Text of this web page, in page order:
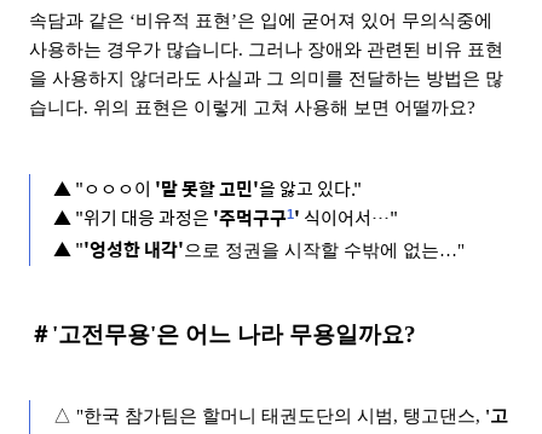
속담과 같은 ‘비유적 표현’은 입에 굳어져 있어 무의식중에
사용하는 경우가 많습니다. 그러나 장애와 관련된 비유 표현
을 사용하지 않더라도 사실과 그 의미를 전달하는 방법은 많
습니다. 위의 표현은 이렇게 고쳐 사용해 보면 어떨까요?
▲ "ㅇㅇㅇ이 '말 못할 고민'을 앓고 있다."
▲ "위기 대응 과정은 '주먹구구1' 식이어서…"
▲ "'엉성한 내각'으로 정권을 시작할 수밖에 없는…"
＃'고전무용'은 어느 나라 무용일까요?
△ "한국 참가팀은 할머니 태권도단의 시범, 탱고댄스, '고